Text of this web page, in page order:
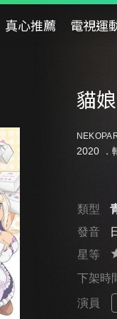
真心推薦 電視運
貓
2020 ．
類型
發音
星等
下架時
演員